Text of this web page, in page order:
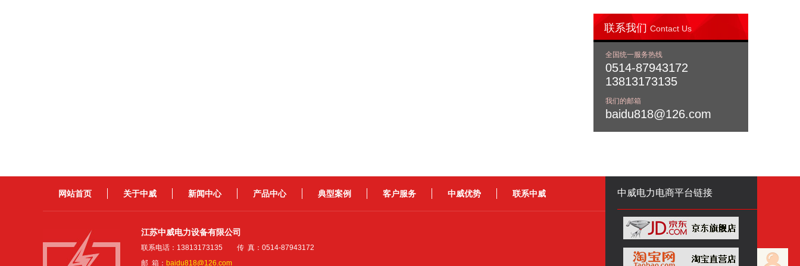
联系我们 Contact Us
全国统一服务热线
0514-87943172
13813173135
我们的邮箱
baidu818@126.com
网站首页 关于中威 新闻中心 产品中心 典型案例 客户服务 中威优势 联系中威
江苏中威电力设备有限公司
联系电话：13813173135 传 真：0514-87943172
邮 箱： baidu818@126.com
中威电力电商平台链接